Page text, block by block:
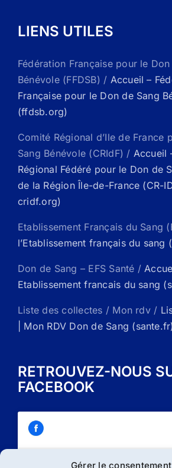
Gérer le
LIENS UTILES
Fédération Française pour le
Bénévole (FFDSB) / Accueil –
Française pour le Don de Sang
(ffdsb.org)
Comité Régional d’Ile de France
Sang Bénévole (CRIdF) / Accueil
Régional Fédéré pour le Don de
de la Région Île-de-France (CR-
cridf.org)
Etablissement Français du Sang
l’Etablissement français du sang
Don de Sang – EFS Santé /
Etablissement francais du sang
Liste des collectes / Mon rdv /
| Mon RDV Don de Sang (sante.fr)
RETROUVEZ-NOUS
FACEBOOK